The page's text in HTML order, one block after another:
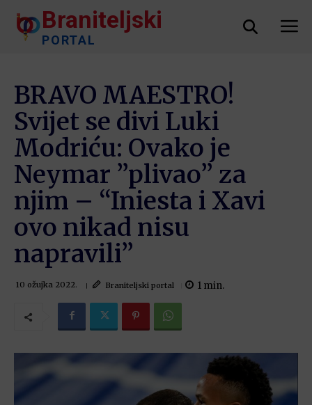
Braniteljski
PORTAL
BRAVO MAESTRO!
Svijet se divi Luki
Modriću: Ovako je
Neymar ”plivao” za
njim – “Iniesta i Xavi
ovo nikad nisu
napravili”
10 ožujka 2022. Braniteljski portal 1 min.